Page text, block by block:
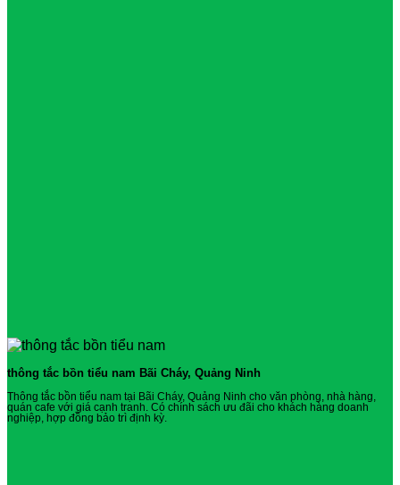
thông tắc bồn tiểu nam Bãi Cháy, Quảng Ninh
Thông tắc bồn tiểu nam tại Bãi Cháy, Quảng Ninh cho văn phòng, nhà hàng,
quán cafe với giá cạnh tranh. Có chính sách ưu đãi cho khách hàng doanh
nghiệp, hợp đồng bảo trì định kỳ.